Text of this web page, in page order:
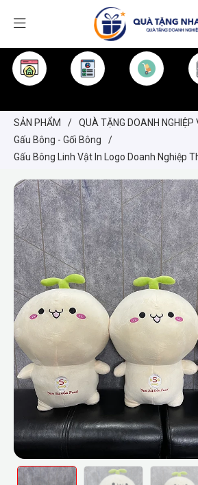
SẢN PHẨM / QUÀ TẶNG DOANH NGHIỆP
Gấu Bông - Gối Bông
/
Gấu Bông Linh Vật In Logo Doanh Nghiệp